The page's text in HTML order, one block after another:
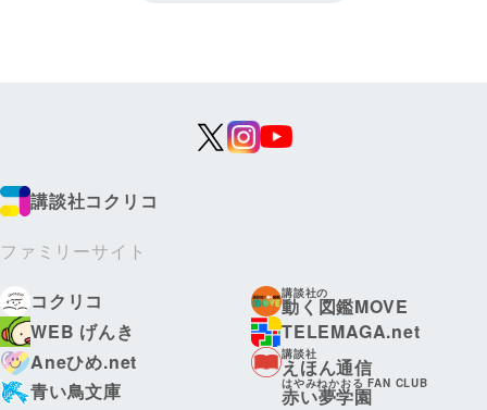
講談社コクリコ
ファミリーサイト
コクリコ
講談社の
動く図鑑MOVE
WEB げんき
TELEMAGA.net
Aneひめ.net
講談社
えほん通信
青い鳥文庫
はやみねかおる FAN CLUB
赤い夢学園